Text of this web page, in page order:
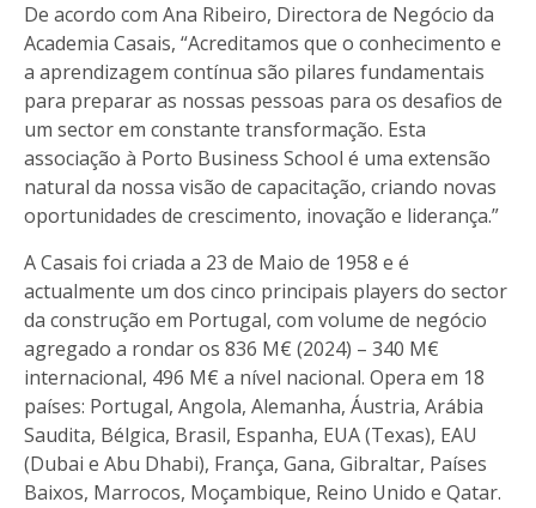
De acordo com Ana Ribeiro, Directora de Negócio da
Academia Casais, “Acreditamos que o conhecimento e
a aprendizagem contínua são pilares fundamentais
para preparar as nossas pessoas para os desafios de
um sector em constante transformação. Esta
associação à Porto Business School é uma extensão
natural da nossa visão de capacitação, criando novas
oportunidades de crescimento, inovação e liderança.”
A Casais foi criada a 23 de Maio de 1958 e é
actualmente um dos cinco principais players do sector
da construção em Portugal, com volume de negócio
agregado a rondar os 836 M€ (2024) – 340 M€
internacional, 496 M€ a nível nacional. Opera em 18
países: Portugal, Angola, Alemanha, Áustria, Arábia
Saudita, Bélgica, Brasil, Espanha, EUA (Texas), EAU
(Dubai e Abu Dhabi), França, Gana, Gibraltar, Países
Baixos, Marrocos, Moçambique, Reino Unido e Qatar.